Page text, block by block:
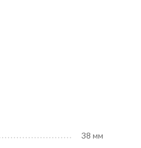
38 мм